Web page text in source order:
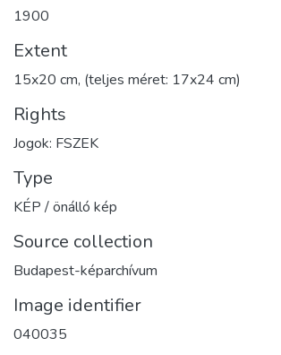
1900
Extent
15x20 cm, (teljes méret: 17x24 cm)
Rights
Jogok: FSZEK
Type
KÉP / önálló kép
Source collection
Budapest-képarchívum
Image identifier
040035